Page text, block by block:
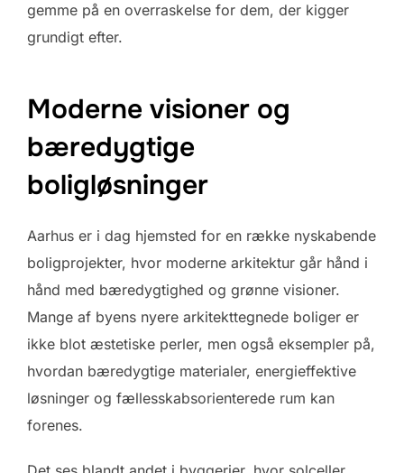
gemme på en overraskelse for dem, der kigger
grundigt efter.
Moderne visioner og
bæredygtige
boligløsninger
Aarhus er i dag hjemsted for en række nyskabende
boligprojekter, hvor moderne arkitektur går hånd i
hånd med bæredygtighed og grønne visioner.
Mange af byens nyere arkitekttegnede boliger er
ikke blot æstetiske perler, men også eksempler på,
hvordan bæredygtige materialer, energieffektive
løsninger og fællesskabsorienterede rum kan
forenes.